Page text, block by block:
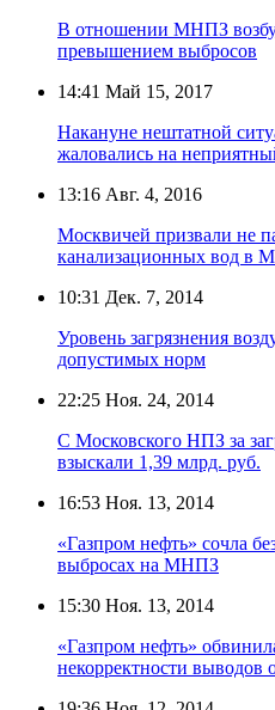
В отношении МНПЗ
превышением выбросов
14:41 Май 15, 2017
Накануне нештатной
жаловались на
13:16 Авг. 4, 2016
Москвичей призвали не
канализационных вод в
10:31 Дек. 7, 2014
Уровень загрязнения
допустимых норм
22:25 Ноя. 24, 2014
С Московского НПЗ за
взыскали 1,39 млрд. руб.
16:53 Ноя. 13, 2014
«Газпром нефть» сочла
выбросах на МНПЗ
15:30 Ноя. 13, 2014
«Газпром нефть»
некорректности